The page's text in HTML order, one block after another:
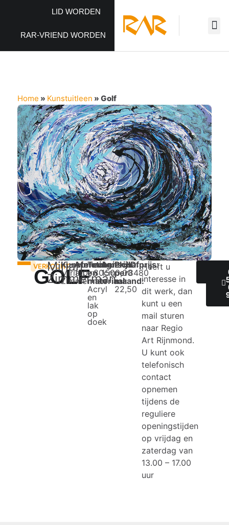
LID WORDEN
RAR-VRIEND WORDEN
Home » Kunstuitleen » Golf
VERKOCHT
GOLF
Mirian
Zimmerman
Kunstenaar:
Mirian
Zimmerman
Afmeting:
100x80cm
Techniek
en
materiaal:
Acryl
en
lak
op
doek
Aanschafprijs:
1500,00
Prijs
per
maand:
22,50
ID:
8480
Heeft u
interesse in
dit werk, dan
kunt u een
mail sturen
naar Regio
Art Rijnmond.
U kunt ook
telefonisch
contact
opnemen
tijdens de
reguliere
openingstijden
op vrijdag en
zaterdag van
13.00 – 17.00
uur